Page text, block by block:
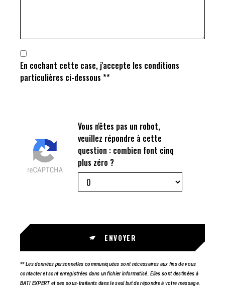
En cochant cette case, j'accepte les conditions
particulières ci-dessous **
Vous n'êtes pas un robot,
veuillez répondre à cette
question : combien font cinq
plus zéro ?
ENVOYER
** Les données personnelles communiquées sont nécessaires aux fins de vous
contacter et sont enregistrées dans un fichier informatisé. Elles sont destinées à
BATI EXPERT et ses sous-traitants dans le seul but de répondre à votre message.